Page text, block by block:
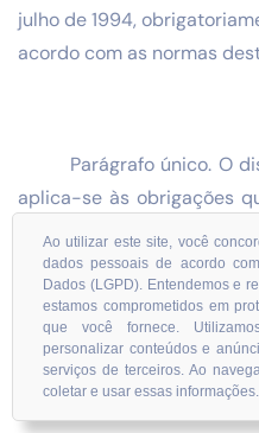
julho de 1994,
acordo com as normas
Parágrafo único. O
aplica-se às obrigações
Cruzeiros Reais por força
27 de maio de 1994,
Art. 15. Serão
Ao utilizar este site, você
dados pessoais de acordo
Dados (LGPD). Entendemos e
estamos comprometidos em
que você fornece.
personalizar conteúdos e
serviços de terceiros. Ao
coletar e usar essas informações.